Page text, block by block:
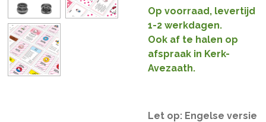
Op voorraad, levertijd
1-2 werkdagen.
Ook af te halen op
afspraak in Kerk-
Avezaath.
Let op: Engelse versie